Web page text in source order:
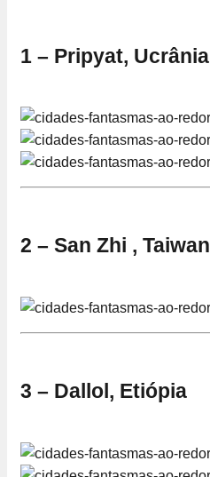
1 – Pripyat, Ucrânia
2 – San Zhi , Taiwan
3 – Dallol, Etiópia